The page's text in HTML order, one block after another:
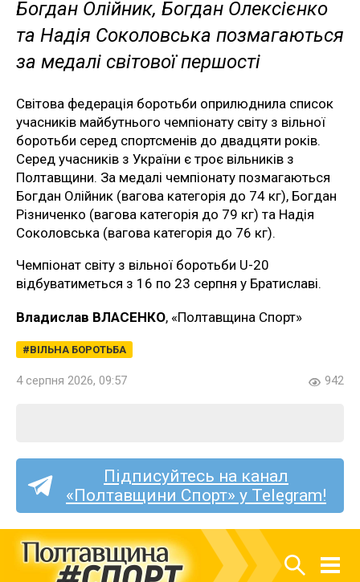
Богдан Олійник, Богдан Олексієнко
та Надія Соколовська позмагаються
за медалі світової першості
Світова федерація боротьби оприлюднила список
учасників майбутнього чемпіонату світу з вільної
боротьби серед спортсменів до двадцяти років.
Серед учасників з України є троє вільників з
Полтавщини. За медалі чемпіонату позмагаються
Богдан Олійник (вагова категорія до 74 кг), Богдан
Різниченко (вагова категорія до 79 кг) та Надія
Соколовська (вагова категорія до 76 кг).
Чемпіонат світу з вільної боротьби U-20
відбуватиметься з 16 по 23 серпня у Братиславі.
Владислав ВЛАСЕНКО, «Полтавщина Спорт»
ВІЛЬНА БОРОТЬБА
4 серпня 2026, 09:57 942
Підписуйтесь на канал
«Полтавщини Спорт» у Telegram!